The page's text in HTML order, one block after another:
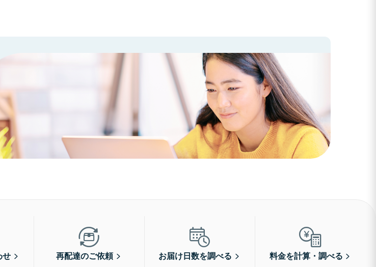
せ 再配達のご依頼 お届け日数を調べる 料金を計算・調べる